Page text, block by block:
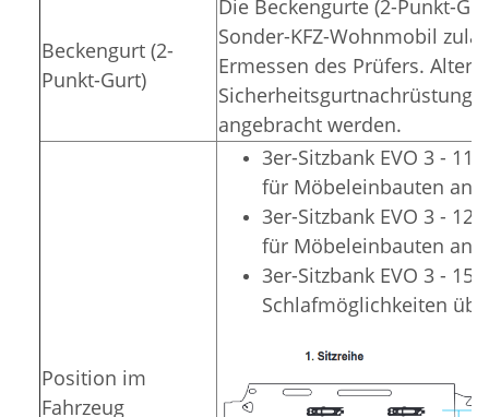
Beckengurt (2-
Punkt-Gurt)
Die Beckengurte (2-Punkt-
Sonder-KFZ-Wohnmobil
Ermessen des Prüfers.
Sicherheitsgurtnachrüstung
angebracht werden.
Position im
Fahrzeug
3er-Sitzbank EVO 3 -
für Möbeleinbauten an
3er-Sitzbank EVO 3 -
für Möbeleinbauten an
3er-Sitzbank EVO 3 -
Schlafmöglichkeiten